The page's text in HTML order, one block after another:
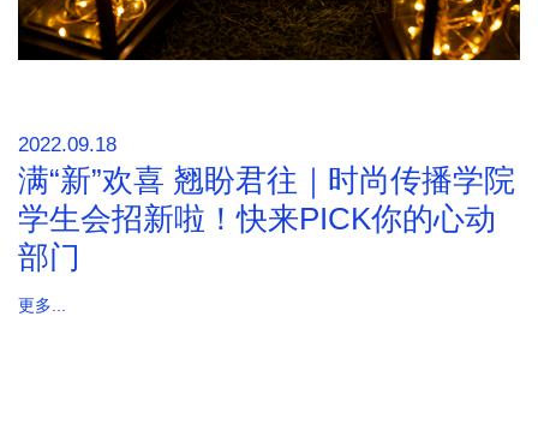
2022.09.18
满“新”欢喜 翘盼君往｜时尚传播学院
学生会招新啦！快来PICK你的心动
部门
更多...